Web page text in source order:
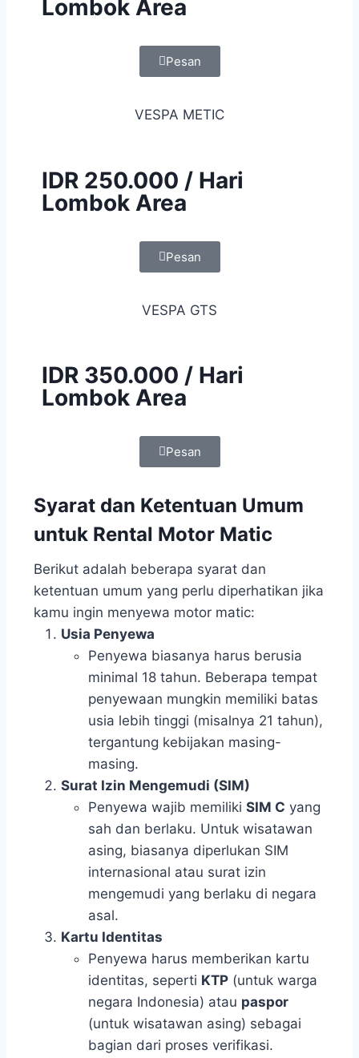
Lombok Area
Pesan
VESPA METIC
IDR 250.000 / Hari
Lombok Area
Pesan
VESPA GTS
IDR 350.000 / Hari
Lombok Area
Pesan
Syarat dan Ketentuan Umum
untuk Rental Motor Matic
Berikut adalah beberapa syarat dan
ketentuan umum yang perlu diperhatikan jika
kamu ingin menyewa motor matic:
Usia Penyewa
Penyewa biasanya harus berusia
minimal 18 tahun. Beberapa tempat
penyewaan mungkin memiliki batas
usia lebih tinggi (misalnya 21 tahun),
tergantung kebijakan masing-
masing.
Surat Izin Mengemudi (SIM)
Penyewa wajib memiliki SIM C yang
sah dan berlaku. Untuk wisatawan
asing, biasanya diperlukan SIM
internasional atau surat izin
mengemudi yang berlaku di negara
asal.
Kartu Identitas
Penyewa harus memberikan kartu
identitas, seperti KTP (untuk warga
negara Indonesia) atau paspor
(untuk wisatawan asing) sebagai
bagian dari proses verifikasi.